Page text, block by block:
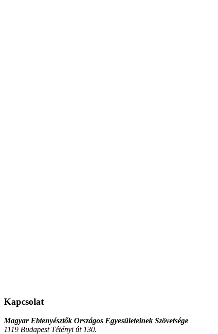
Kapcsolat
Magyar Ebtenyésztők Országos Egyesületeinek Szövetsége
1119 Budapest Tétényi út 130.